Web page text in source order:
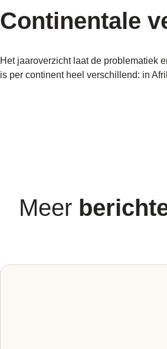
Continentale
Het jaaroverzicht laat de problematiek
is per continent heel verschillend: in
Meer